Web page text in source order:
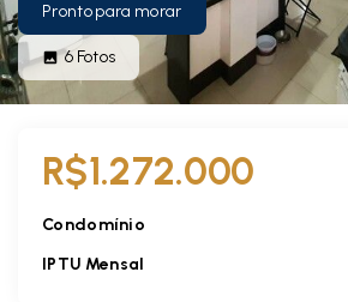
Pronto para morar
6 Fotos
R$1.272.000
Condomínio
IPTU Mensal